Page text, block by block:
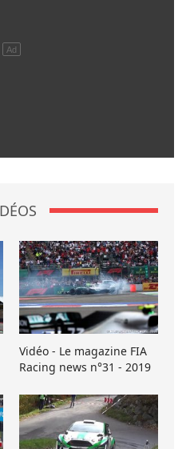
Vidéo - Le magazine FIA
Racing news n°31 - 2019